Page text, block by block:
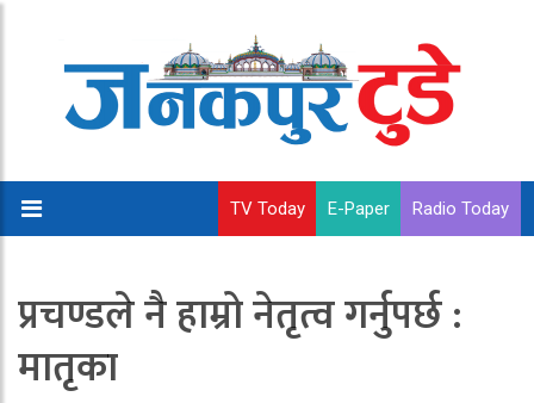
TV Today E-Paper Radio Today
प्रचण्डले नै हाम्रो नेतृत्व गर्नुपर्छ :
मातृका